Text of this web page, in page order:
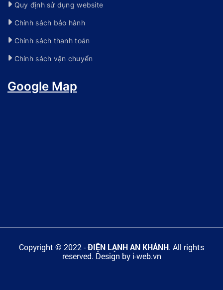
Quy định sử dụng website
Chính sách bảo hành
Chính sách thanh toán
Chính sách vận chuyển
Google Map
Copyright © 2022 -ĐIỆN LẠNH AN KHÁNH. All rights
reserved. Design by i-web.vn